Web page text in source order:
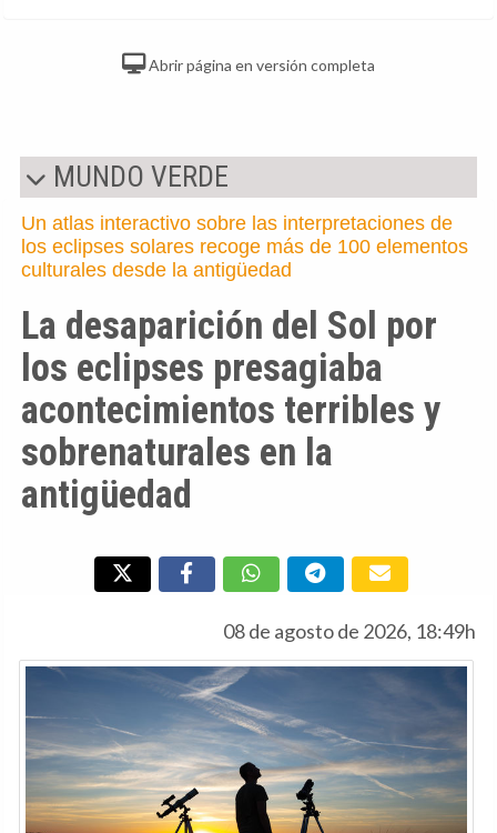
Abrir página en versión completa
MUNDO VERDE
Un atlas interactivo sobre las interpretaciones de
los eclipses solares recoge más de 100 elementos
culturales desde la antigüedad
La desaparición del Sol por
los eclipses presagiaba
acontecimientos terribles y
sobrenaturales en la
antigüedad
08 de agosto de 2026, 18:49h